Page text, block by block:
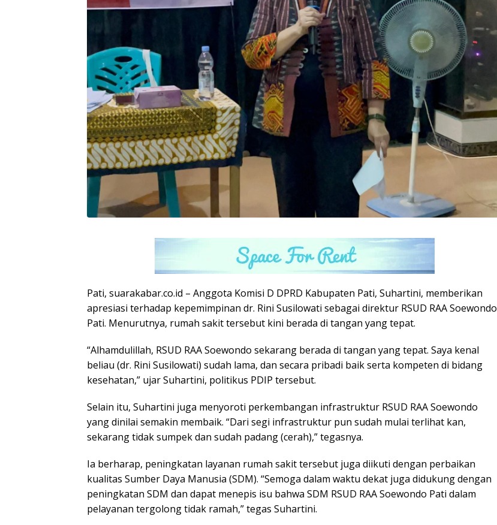
Pati, suarakabar.co.id – Anggota Komisi D DPRD Kabupaten Pati, Suhartini, memberikan
apresiasi terhadap kepemimpinan dr. Rini Susilowati sebagai direktur RSUD RAA Soewondo
Pati. Menurutnya, rumah sakit tersebut kini berada di tangan yang tepat.
“Alhamdulillah, RSUD RAA Soewondo sekarang berada di tangan yang tepat. Saya kenal
beliau (dr. Rini Susilowati) sudah lama, dan secara pribadi baik serta kompeten di bidang
kesehatan,” ujar Suhartini, politikus PDIP tersebut.
Selain itu, Suhartini juga menyoroti perkembangan infrastruktur RSUD RAA Soewondo
yang dinilai semakin membaik. “Dari segi infrastruktur pun sudah mulai terlihat kan,
sekarang tidak sumpek dan sudah padang (cerah),” tegasnya.
Ia berharap, peningkatan layanan rumah sakit tersebut juga diikuti dengan perbaikan
kualitas Sumber Daya Manusia (SDM). “Semoga dalam waktu dekat juga didukung dengan
peningkatan SDM dan dapat menepis isu bahwa SDM RSUD RAA Soewondo Pati dalam
pelayanan tergolong tidak ramah,” tegas Suhartini.